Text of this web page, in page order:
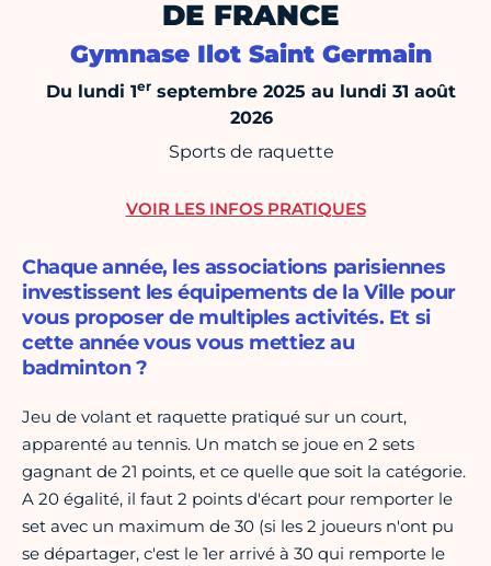
DE FRANCE
Gymnase Ilot Saint Germain
Du lundi 1er septembre 2025 au lundi 31 août
2026
Sports de raquette
Chaque année, les associations parisiennes
investissent les équipements de la Ville pour
vous proposer de multiples activités. Et si
cette année vous vous mettiez au
badminton ?
Jeu de volant et raquette pratiqué sur un court,
apparenté au tennis. Un match se joue en 2 sets
gagnant de 21 points, et ce quelle que soit la catégorie.
A 20 égalité, il faut 2 points d'écart pour remporter le
set avec un maximum de 30 (si les 2 joueurs n'ont pu
se départager, c'est le 1er arrivé à 30 qui remporte le
VOIR LES INFOS PRATIQUES